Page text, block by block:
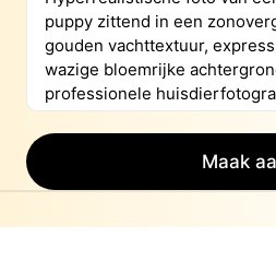
Maak